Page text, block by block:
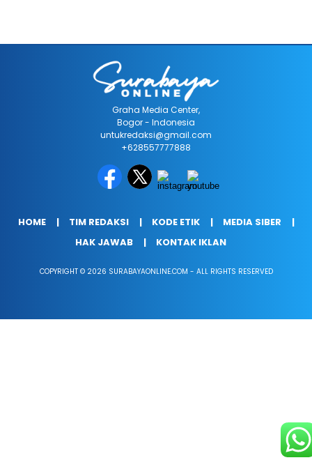
Graha Media Center,
Bogor - Indonesia
untukredaksi@gmail.com
+628557777888
HOME TIM REDAKSI KODE ETIK
MEDIA SIBER
HAK JAWAB
KONTAK IKLAN
COPYRIGHT © 2026 SURABAYAONLINE.COM - ALL RIGHTS RESERVED